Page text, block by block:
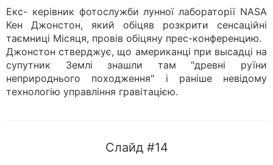
Екс- керівник фотослужби лунної лабораторії NASA
Кен Джонстон, який обіцяв розкрити сенсаційні
таємниці Місяця, провів обіцяну прес-конференцию.
Джонстон стверджує, що американці при высадці на
супутник Землі знашли там "древні руїни
неприроднього походження" і раніше невідому
технологію управління гравітацією.
Слайд #14